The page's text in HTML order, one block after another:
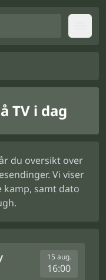
TV i dag
du oversikt over
Vi viser
kamp, samt dato
15 aug.
16:00